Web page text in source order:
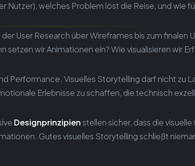
Nutzer), welches Problem löst die Reise, und wie
der User Research über Wireframes bis zum
setzen wir Animationen ein? Wie visualisieren wir
Performance. Visuelles Storytelling darf nicht
Erlebnisse zu schaffen, die technisch
Designprinzipienstellen sicher, dass die
Gutes visuelles Storytelling schließt